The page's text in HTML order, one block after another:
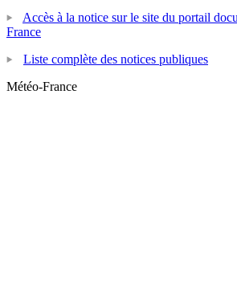
Accès à la notice sur le site du portail
France
Liste complète des notices publiques
Météo-France